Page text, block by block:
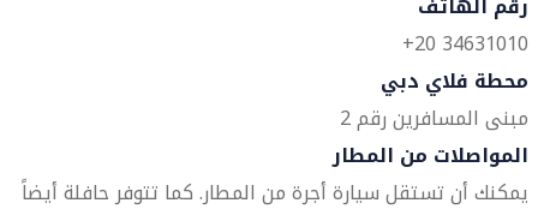
34631010 20+
محطة فلاي دبي
مبنى المسافرين رقم 2
المواصلات من المطار
يمكنك أن تستقل سيارة أجرة من المطار. كما تتوفر حافلة أيضاً